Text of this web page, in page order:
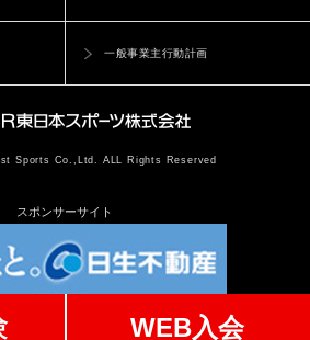
WEB入会
Sports Co.,Ltd. ALL Rights Reserved
一般事業主行動計画
スポンサーサイト